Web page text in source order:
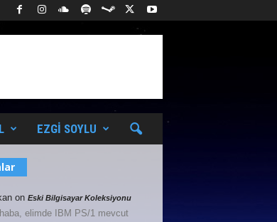
EZGI SOYLU
on Eski Bilgisayar Koleksiyonu
elimde IBM PS/1 mevcut